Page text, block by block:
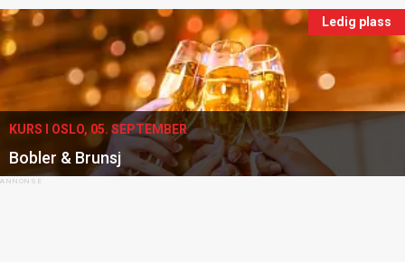
Ledig plass
KURS I OSLO, 05. SEPTEMBER
Bobler & Brunsj